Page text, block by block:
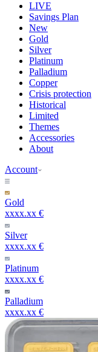
LIVE
Savings Plan
New
Gold
Silver
Platinum
Palladium
Copper
Crisis protection
Historical
Limited
Themes
Accessories
About
Account
Gold
xxxx.xx €
Silver
xxxx.xx €
Platinum
xxxx.xx €
Palladium
xxxx.xx €